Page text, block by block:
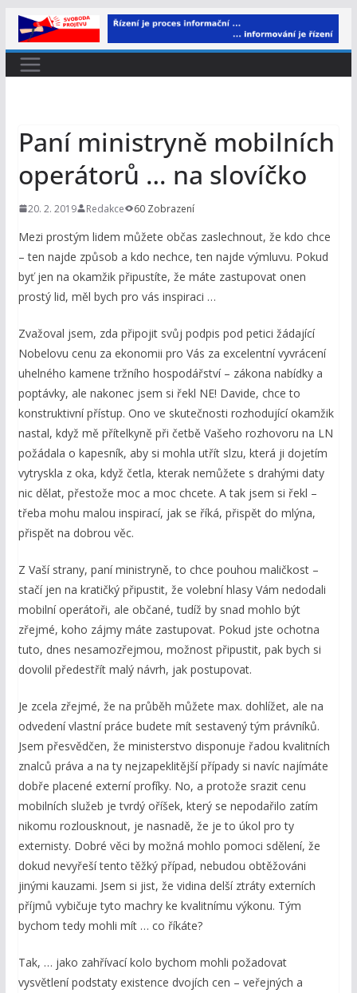
Přeskočit
na
obsah
Paní ministryně mobilních
operátorů … na slovíčko
20. 2. 2019 Redakce 60 Zobrazení
Mezi prostým lidem můžete občas zaslechnout, že kdo chce
– ten najde způsob a kdo nechce, ten najde výmluvu. Pokud
byť jen na okamžik připustíte, že máte zastupovat onen
prostý lid, měl bych pro vás inspiraci …
Zvažoval jsem, zda připojit svůj podpis pod petici žádající
Nobelovu cenu za ekonomii pro Vás za excelentní vyvrácení
uhelného kamene tržního hospodářství – zákona nabídky a
poptávky, ale nakonec jsem si řekl NE! Davide, chce to
konstruktivní přístup. Ono ve skutečnosti rozhodující okamžik
nastal, když mě přítelkyně při četbě Vašeho rozhovoru na LN
požádala o kapesník, aby si mohla utřít slzu, která ji dojetím
vytryskla z oka, když četla, kterak nemůžete s drahými daty
nic dělat, přestože moc a moc chcete. A tak jsem si řekl –
třeba mohu malou inspirací, jak se říká, přispět do mlýna,
přispět na dobrou věc.
Z Vaší strany, paní ministryně, to chce pouhou maličkost –
stačí jen na kratičký připustit, že volební hlasy Vám nedodali
mobilní operátoři, ale občané, tudíž by snad mohlo být
zřejmé, koho zájmy máte zastupovat. Pokud jste ochotna
tuto, dnes nesamozřejmou, možnost připustit, pak bych si
dovolil předestřít malý návrh, jak postupovat.
Je zcela zřejmé, že na průběh můžete max. dohlížet, ale na
odvedení vlastní práce budete mít sestavený tým právníků.
Jsem přesvědčen, že ministerstvo disponuje řadou kvalitních
znalců práva a na ty nejzapeklitější případy si navíc najímáte
dobře placené externí profíky. No, a protože srazit cenu
mobilních služeb je tvrdý oříšek, který se nepodařilo zatím
nikomu rozlousknout, je nasnadě, že je to úkol pro ty
externisty. Dobré věci by možná mohlo pomoci sdělení, že
dokud nevyřeší tento těžký případ, nebudou obtěžováni
jinými kauzami. Jsem si jist, že vidina delší ztráty externích
příjmů vybičuje tyto machry ke kvalitnímu výkonu. Tým
bychom tedy mohli mít … co říkáte?
Tak, … jako zahřívací kolo bychom mohli požadovat
vysvětlení podstaty existence dvojích cen – veřejných a